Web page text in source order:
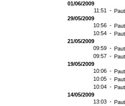
01/06/2009
11:51 -
29/05/2009
10:56 -
10:54 -
21/05/2009
09:59 -
09:57 -
19/05/2009
10:06 -
10:05 -
10:04 -
14/05/2009
13:03 -